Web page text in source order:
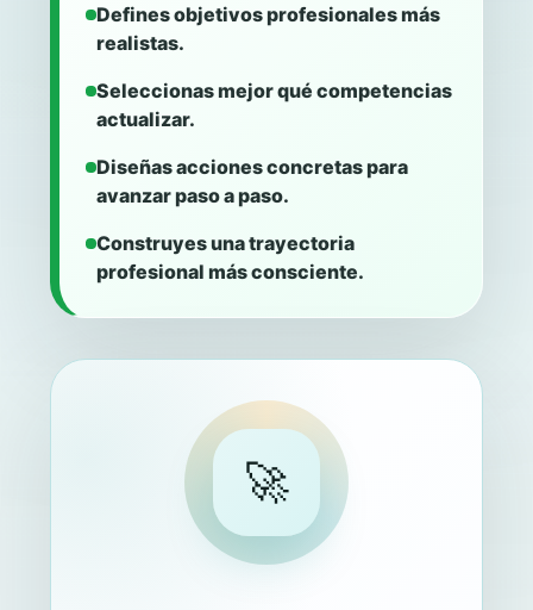
Defines objetivos profesionales más
realistas.
Seleccionas mejor qué competencias
actualizar.
Diseñas acciones concretas para
avanzar paso a paso.
Construyes una trayectoria
profesional más consciente.
🚀